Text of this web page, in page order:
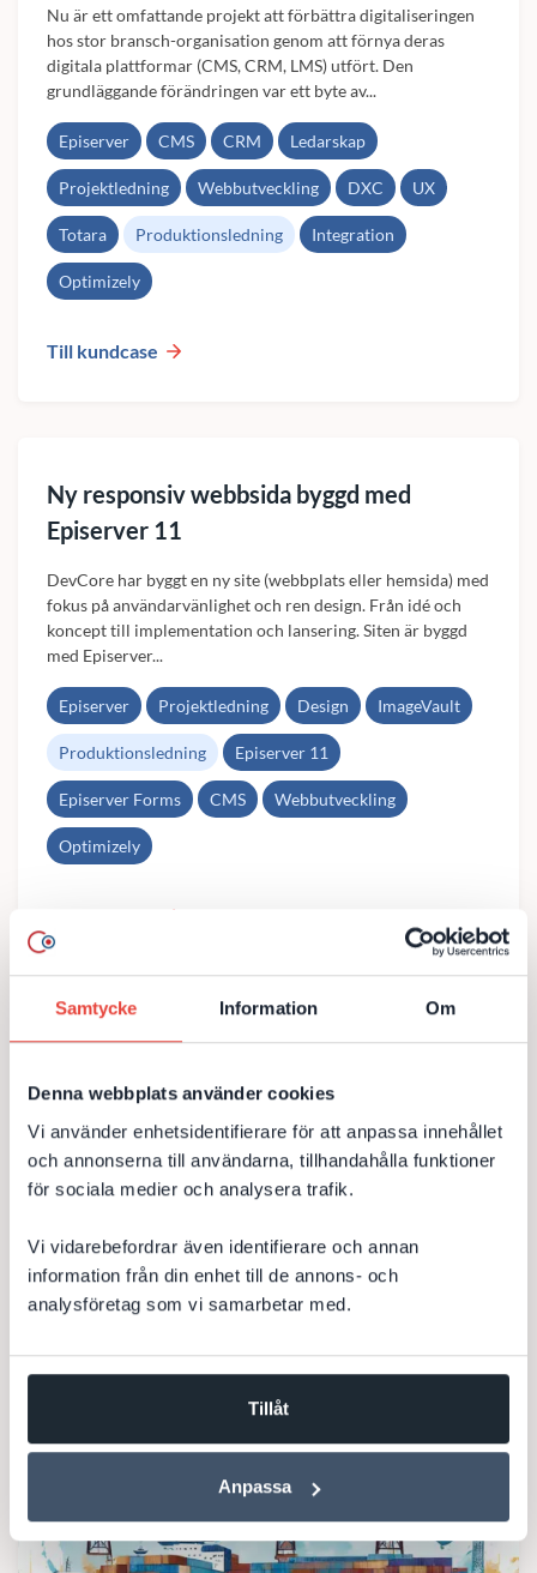
Samtycke Information Om
Denna webbplats använder cookies
Vi använder enhetsidentifierare för att anpassa innehållet
och annonserna till användarna, tillhandahålla funktioner
för sociala medier och analysera trafik.
Vi vidarebefordrar även identifierare och annan
information från din enhet till de annons- och
analysföretag som vi samarbetar med.
Tillåt
Anpassa
Nu är ett omfattande projekt att förbättra digitaliseringen
hos stor bransch-organisation genom att förnya deras
digitala plattformar (CMS, CRM, LMS) utfört. Den
grundläggande förändringen var ett byte av...
Episerver CMS CRM Ledarskap
Projektledning Webbutveckling DXC UX
Totara Produktionsledning Integration
Optimizely
Till kundcase
Ny responsiv webbsida byggd med
Episerver 11
DevCore har byggt en ny site (webbplats eller hemsida) med
fokus på användarvänlighet och ren design. Från idé och
koncept till implementation och lansering. Siten är byggd
med Episerver...
Episerver Projektledning Design ImageVault
Produktionsledning Episerver 11
Episerver Forms CMS Webbutveckling
Optimizely
DevCore har byggt tre siter (webbplatser eller hemsidor)
inför en konferens och lansering av en ny produkt. Fokus
för projektet var snabba iterationer mot en fast...
HTML5 Webbutveckling